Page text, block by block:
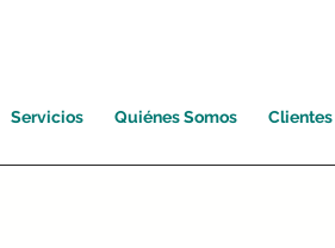
Servicios Quiénes Somos Clientes